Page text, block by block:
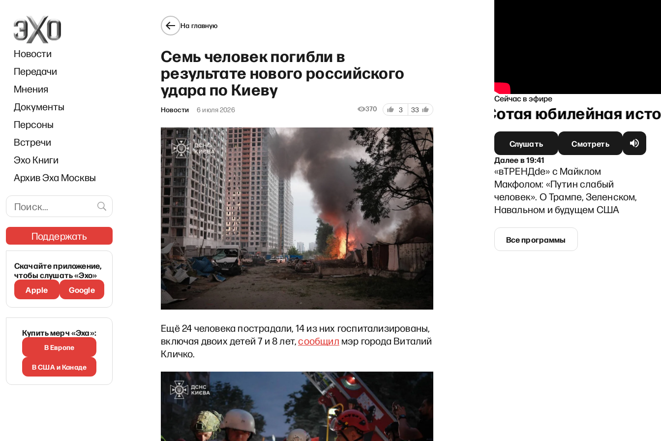
Новости
Передачи
Мнения
Документы
Персоны
Встречи
Эхо Книги
Архив Эха Москвы
Поддержать
Скачайте приложение,
чтобы слушать «Эхо»
Apple
Google
Купить мерч «Эха»:
В Европе
В США и Канаде
На главную
Семь человек погибли в
результате нового российского
удара по Киеву
Новости 6 июля 2026 370 3 33
Ещё 24 человека пострадали, 14 из них госпитализированы,
включая двоих детей 7 и 8 лет,сообщил мэр города Виталий
Кличко.
Сейчас в эфире
«Суть еды» с Сергеем Пархоменко: Сотая юбилейная
Слушать
Смотреть
Далеев19:41
«вТРЕНДde» с Майклом
Макфолом: «Путин слабый
человек». О Трампе, Зеленском,
Навальном и будущем США
Все программы